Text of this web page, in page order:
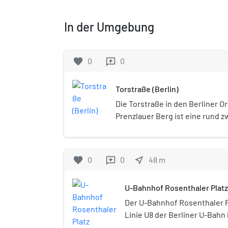
In der Umgebung
favorite 0 reviews 0
Torstraße (Berlin)
Die Torstraße in den Berliner
Prenzlauer Berg ist eine rund
der Hannoverschen Straße im
Akzisemauer entwickelt. Die
Liebknecht-Straße/Prenzlauer
Oranienburger Tor
An ihr liegen zahlreiche
favorite 0 reviews 0 near_me 48 m
U-Bahnhof Rosenthaler Platz
Der U-Bahnhof Rosenthaler
Linie U8 der Berliner U-